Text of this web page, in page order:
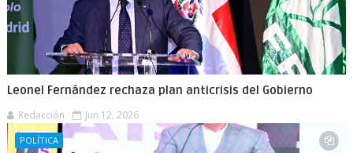
Leonel Fernández rechaza plan anticrisis del Gobierno
Redacción Jun 12, 2026
POLÍTICA